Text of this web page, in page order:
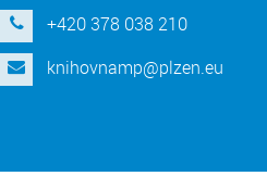
+420 378 038 210
knihovnamp@plzen.eu